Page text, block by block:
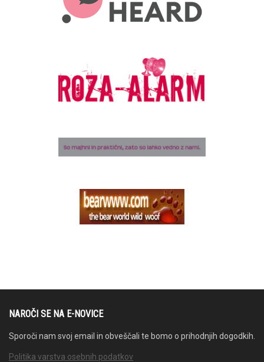
NAROČI SE NA E-NOVICE
Sporoči nam svoj email in obveščali te bomo o prihodnjih dogodkih.
Politika varstva osebnih podatkov